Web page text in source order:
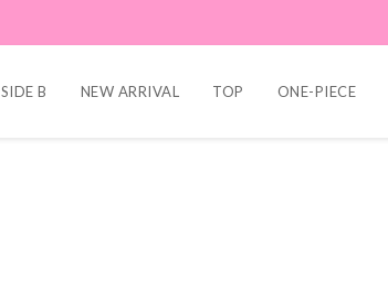
SIDE B NEW ARRIVAL TOP ONE-PIECE